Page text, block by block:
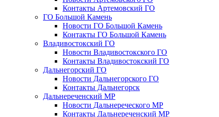
Контакты Артемовский ГО
ГО Большой Камень
Новости ГО Большой Камень
Контакты ГО Большой Камень
Владивостокский ГО
Новости Владивостокского ГО
Контакты Владивостокский ГО
Дальнегорский ГО
Новости Дальнегорского ГО
Контакты Дальнегорск
Дальнереченский МР
Новости Дальнереческого МР
Контакты Дальнереченский МР